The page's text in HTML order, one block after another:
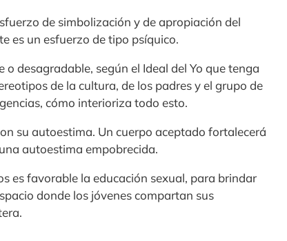
de simbolización y de apropiación del
es un esfuerzo de tipo psíquico.
desagradable, según el Ideal del Yo que tenga
de la cultura, de los padres y el grupo de
cómo interioriza todo esto.
su autoestima. Un cuerpo aceptado fortalecerá
autoestima empobrecida.
es favorable la educación sexual, para brindar
donde los jóvenes compartan sus